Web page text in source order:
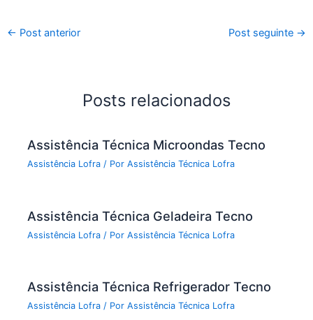
← Post anterior Post seguinte →
Posts relacionados
Assistência Técnica Microondas Tecno
Assistência Lofra / PorAssistência Técnica Lofra
Assistência Técnica Geladeira Tecno
Assistência Lofra / PorAssistência Técnica Lofra
Assistência Técnica Refrigerador Tecno
Assistência Lofra / PorAssistência Técnica Lofra